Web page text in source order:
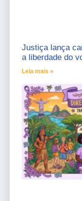
Justiça lança
a liberdade do
Leia mais »